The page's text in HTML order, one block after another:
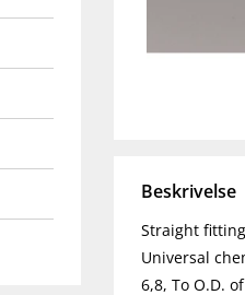
Beskrivelse
Straight
Universal
6,8, To O.D.